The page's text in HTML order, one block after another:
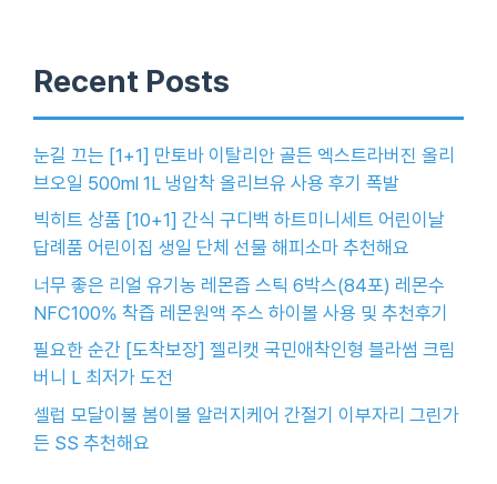
Recent Posts
눈길 끄는 [1+1] 만토바 이탈리안 골든 엑스트라버진 올리
브오일 500ml 1L 냉압착 올리브유 사용 후기 폭발
빅히트 상품 [10+1] 간식 구디백 하트미니세트 어린이날
답례품 어린이집 생일 단체 선물 해피소마 추천해요
너무 좋은 리얼 유기농 레몬즙 스틱 6박스(84포) 레몬수
NFC100% 착즙 레몬원액 주스 하이볼 사용 및 추천후기
필요한 순간 [도착보장] 젤리캣 국민애착인형 블라썸 크림
버니 L 최저가 도전
셀럽 모달이불 봄이불 알러지케어 간절기 이부자리 그린가
든 SS 추천해요